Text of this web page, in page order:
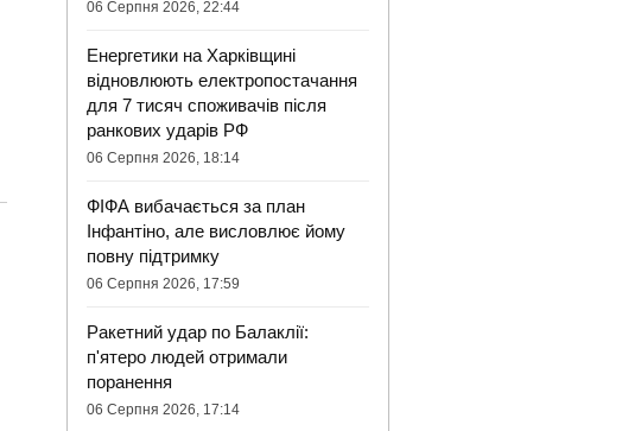
06 Серпня 2026, 22:44
Енергетики на Харківщині
відновлюють електропостачання
для 7 тисяч споживачів після
ранкових ударів РФ
06 Серпня 2026, 18:14
ФІФА вибачається за план
Інфантіно, але висловлює йому
повну підтримку
06 Серпня 2026, 17:59
Ракетний удар по Балаклії:
п'ятеро людей отримали
поранення
06 Серпня 2026, 17:14